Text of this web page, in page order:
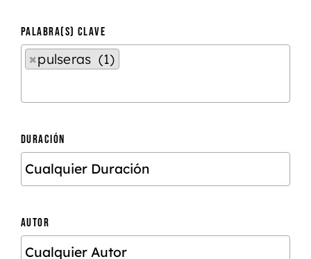
PALABRA(S) CLAVE
×pulseras (1)
DURACIÓN
AUTOR